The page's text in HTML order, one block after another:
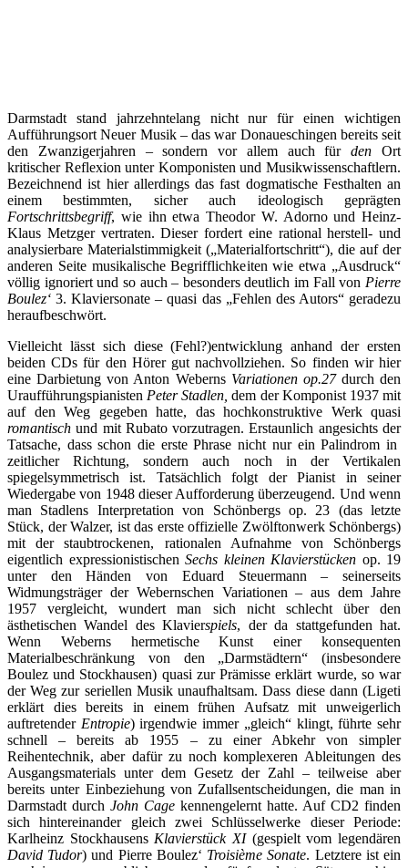
Darmstadt stand jahrzehntelang nicht nur für einen wichtigen
Aufführungsort Neuer Musik – das war Donaueschingen bereits seit
den Zwanzigerjahren – sondern vor allem auch fürden Ort
kritischer Reflexion unter Komponisten und Musikwissenschaftlern.
Bezeichnend ist hier allerdings das fast dogmatische Festhalten an
einem bestimmten, sicher auch ideologisch geprägten
Fortschrittsbegriff, wie ihn etwa Theodor W. Adorno und Heinz-
Klaus Metzger vertraten. Dieser fordert eine rational herstell- und
analysierbare Materialstimmigkeit („Materialfortschritt“), die auf der
anderen Seite musikalische Begrifflichkeiten wie etwa „Ausdruck“
völlig ignoriert und so auch – besonders deutlich im Fall von Pierre
Boulez‘3. Klaviersonate – quasi das „Fehlen des Autors“ geradezu
heraufbeschwört.
Vielleicht lässt sich diese (Fehl?)entwicklung anhand der ersten
beiden CDs für den Hörer gut nachvollziehen. So finden wir hier
eine Darbietung von Anton Weberns Variationen op.27 durch den
Uraufführungspianisten Peter Stadlen,dem der Komponist 1937 mit
auf den Weg gegeben hatte, das hochkonstruktive Werk quasi
romantisch und mit Rubato vorzutragen. Erstaunlich angesichts der
Tatsache, dass schon die erste Phrase nicht nur ein Palindrom in
zeitlicher Richtung, sondern auch noch in der Vertikalen
spiegelsymmetrisch ist. Tatsächlich folgt der Pianist in seiner
Wiedergabe von 1948 dieser Aufforderung überzeugend. Und wenn
man Stadlens Interpretation von Schönbergs op. 23 (das letzte
Stück, der Walzer, ist das erste offizielle Zwölftonwerk Schönbergs)
mit der staubtrockenen, rationalen Aufnahme von Schönbergs
eigentlich expressionistischen Sechs kleinen Klavierstücken op. 19
unter den Händen von Eduard Steuermann – seinerseits
Widmungsträger der Webernschen Variationen – aus dem Jahre
1957 vergleicht, wundert man sich nicht schlecht über den
ästhetischen Wandel des Klavierspiels, der da stattgefunden hat.
Wenn Weberns hermetische Kunst einer konsequenten
Materialbeschränkung von den „Darmstädtern“ (insbesondere
Boulez und Stockhausen) quasi zur Prämisse erklärt wurde, so war
der Weg zur seriellen Musik unaufhaltsam. Dass diese dann (Ligeti
erklärt dies bereits in einem frühen Aufsatz mit unweigerlich
auftretender Entropie) irgendwie immer „gleich“ klingt, führte sehr
schnell – bereits ab 1955 – zu einer Abkehr von simpler
Reihentechnik, aber dafür zu noch komplexeren Ableitungen des
Ausgangsmaterials unter dem Gesetz der Zahl – teilweise aber
bereits unter Einbeziehung von Zufallsentscheidungen, die man in
Darmstadt durch John Cage kennengelernt hatte. Auf CD2 finden
sich hintereinander gleich zwei Schlüsselwerke dieser Periode:
Karlheinz Stockhausens Klavierstück XI (gespielt vom legendären
David Tudor) und Pierre Boulez‘ Troisième Sonate. Letztere ist ein